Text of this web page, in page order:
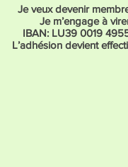
Je veux devenir
Je m’engage à
IBAN: LU39 0019
L’adhésion devient